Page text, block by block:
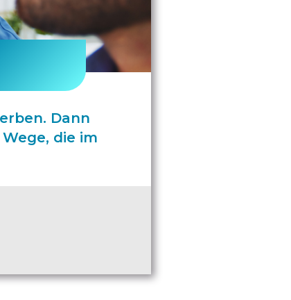
Dann
die im